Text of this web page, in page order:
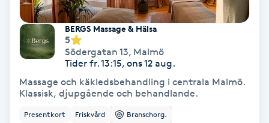
Fotmassage
Fotsvamp
Fotvård
Fransar
BERGS Massage & Hälsa
5
Södergatan 13, Malmö
Tider fr. 13:15, ons 12 aug.
Massage och käkledsbehandling i centrala Malmö.
Klassisk, djupgående och behandlande.
Presentkort Friskvård Branschorg.